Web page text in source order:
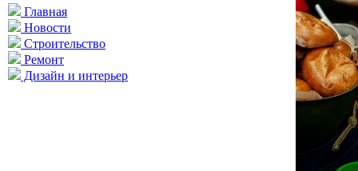
Главная
Новости
Строительство
Ремонт
Дизайн и интерьер